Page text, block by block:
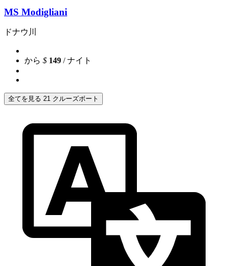
MS Modigliani
ドナウ川
から $ 149 / ナイト
全てを見る 21 クルーズボート